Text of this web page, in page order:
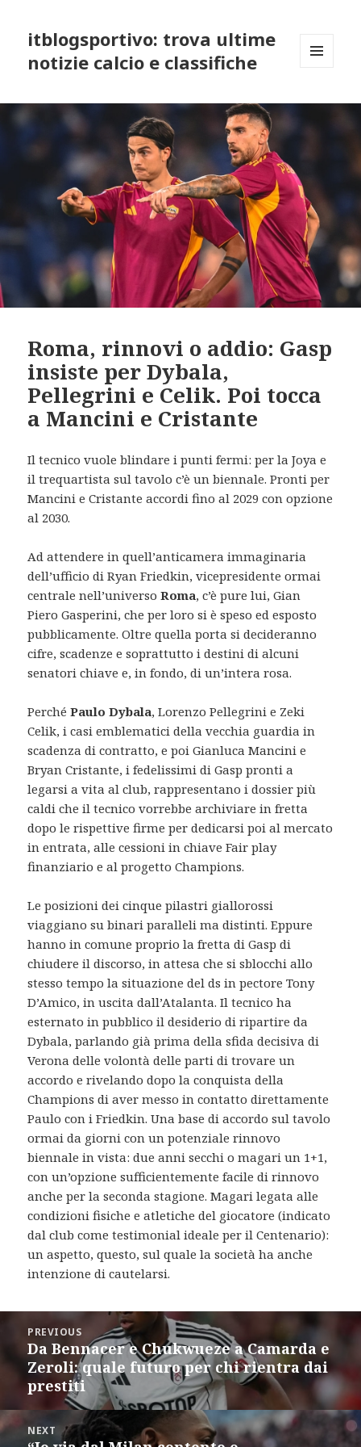
itblogsportivo: trova ultime
notizie calcio e classifiche
WIDGETS
Roma, rinnovi o addio: Gasp
insiste per Dybala,
Pellegrini e Celik. Poi tocca
a Mancini e Cristante
Il tecnico vuole blindare i punti fermi: per la Joya e
il trequartista sul tavolo c’è un biennale. Pronti per
Mancini e Cristante accordi fino al 2029 con opzione
al 2030.
Ad attendere in quell’anticamera immaginaria
dell’ufficio di Ryan Friedkin, vicepresidente ormai
centrale nell’universoRoma, c’è pure lui, Gian
Piero Gasperini, che per loro si è speso ed esposto
pubblicamente. Oltre quella porta si decideranno
cifre, scadenze e soprattutto i destini di alcuni
senatori chiave e, in fondo, di un’intera rosa.
PerchéPaulo Dybala, Lorenzo Pellegrini e Zeki
Celik, i casi emblematici della vecchia guardia in
scadenza di contratto, e poi Gianluca Mancini e
Bryan Cristante, i fedelissimi di Gasp pronti a
legarsi a vita al club, rappresentano i dossier più
caldi che il tecnico vorrebbe archiviare in fretta
dopo le rispettive firme per dedicarsi poi al mercato
in entrata, alle cessioni in chiave Fair play
finanziario e al progetto Champions.
Le posizioni dei cinque pilastri giallorossi
viaggiano su binari paralleli ma distinti. Eppure
hanno in comune proprio la fretta di Gasp di
chiudere il discorso, in attesa che si sblocchi allo
stesso tempo la situazione del ds in pectore Tony
D’Amico, in uscita dall’Atalanta. Il tecnico ha
esternato in pubblico il desiderio di ripartire da
Dybala, parlando già prima della sfida decisiva di
Verona delle volontà delle parti di trovare un
accordo e rivelando dopo la conquista della
Champions di aver messo in contatto direttamente
Paulo con i Friedkin. Una base di accordo sul tavolo
ormai da giorni con un potenziale rinnovo
biennale in vista: due anni secchi o magari un 1+1,
con un’opzione sufficientemente facile di rinnovo
anche per la seconda stagione. Magari legata alle
condizioni fisiche e atletiche del giocatore (indicato
dal club come testimonial ideale per il Centenario):
un aspetto, questo, sul quale la società ha anche
intenzione di cautelarsi.
navigation
PREVIOUS
Previous
post:
Da Bennacer e Chukwueze a Camarda e
Zeroli: quale futuro per chi rientra dai
prestiti
NEXT